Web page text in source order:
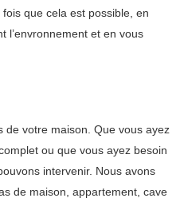
que cela est possible, en
l’envronnement et en vous
de votre maison. Que vous ayez
ou que vous ayez besoin
intervenir. Nous avons
de maison, appartement, cave